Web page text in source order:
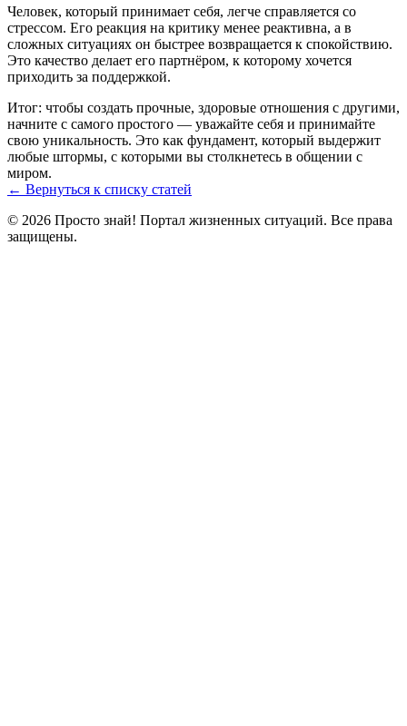
Человек, который принимает себя, легче справляется со
стрессом. Его реакция на критику менее реактивна, а в
сложных ситуациях он быстрее возвращается к спокойствию.
Это качество делает его партнёром, к которому хочется
приходить за поддержкой.
Итог: чтобы создать прочные, здоровые отношения с другими,
начните с самого простого — уважайте себя и принимайте
свою уникальность. Это как фундамент, который выдержит
любые штормы, с которыми вы столкнетесь в общении с
миром.
← Вернуться к списку статей
© 2026 Просто знай! Портал жизненных ситуаций. Все права
защищены.